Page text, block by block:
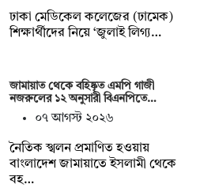
ঢাকা মেডিকেল কলেজের (ঢামেক)
শিক্ষার্থীদের নিয়ে ‘জুলাই লিগ্য…
জামায়াত থেকে বহিষ্কৃত এমপি গাজী
নজরুলের ১২ অনুসারী বিএনপিতে…
০৭ আগস্ট ২০২৬
নৈতিক স্খলন প্রমাণিত হওয়ায়
বাংলাদেশ জামায়াতে ইসলামী থেকে
বহ…